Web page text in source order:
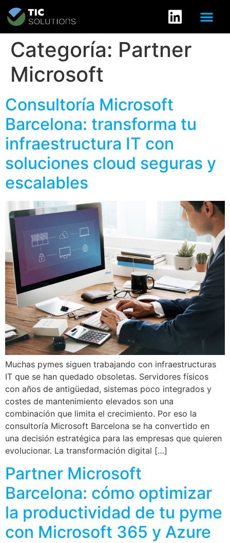
Categoría: Partner
Microsoft
Consultoría Microsoft
Barcelona: transforma tu
infraestructura IT con
soluciones cloud seguras y
escalables
Muchas pymes siguen trabajando con infraestructuras
IT que se han quedado obsoletas. Servidores físicos
con años de antigüedad, sistemas poco integrados y
costes de mantenimiento elevados son una
combinación que limita el crecimiento. Por eso la
consultoría Microsoft Barcelona se ha convertido en
una decisión estratégica para las empresas que quieren
evolucionar. La transformación digital […]
Partner Microsoft
Barcelona: cómo optimizar
la productividad de tu pyme
con Microsoft 365 y Azure